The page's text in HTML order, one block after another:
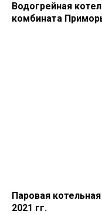
Водогрейная
комбината
Паровая
2021 гг.